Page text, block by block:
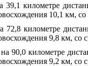
километре
10,1 км,
километре
9,8 км,
90,0 километре
9,2 км,